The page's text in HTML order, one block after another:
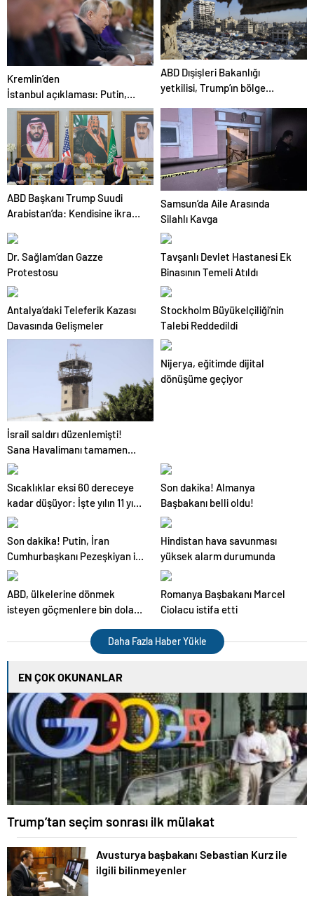
Kremlin’den
İstanbul açıklaması: Putin,
zirveye katılacak mı?
ABD Dışişleri Bakanlığı
yetkilisi, Trump’ın bölge
ateşkesin gündemde olacağını
söyledi
ABD Başkanı Trump Suudi
Arabistan’da: Kendisine ikram
Samsun’da Aile Arasında
Silahlı Kavga
Dr. Sağlam’dan Gazze
Protestosu
Tavşanlı Devlet Hastanesi Ek
Binasının Temeli Atıldı
Antalya’daki Teleferik Kazası
Davasında Gelişmeler
Stockholm Büyükelçiliği’nin
Talebi Reddedildi
İsrail saldırı düzenlemişti!
Sana Havalimanı tamamen
hizmet dışı kaldı
Nijerya, eğitimde dijital
dönüşüme geçiyor
Sıcaklıklar eksi 60 dereceye
kadar düşüyor: İşte yılın 11 yılı
kışı yaşayan şehir!
Son dakika! Almanya
Başbakanı belli oldu!
Son dakika! Putin, İran
Cumhurbaşkanı Pezeşkiyan ile
telefonla görüştü
Hindistan hava savunması
yüksek alarm durumunda
ABD, ülkelerine dönmek
isteyen göçmenlere bin dolar
Romanya Başbakanı Marcel
Ciolacu istifa etti
Daha Fazla Haber Yükle
EN ÇOK OKUNANLAR
Trump’tan seçim sonrası ilk mülakat
Avusturya başbakanı Sebastian Kurz ile
ilgili bilinmeyenler